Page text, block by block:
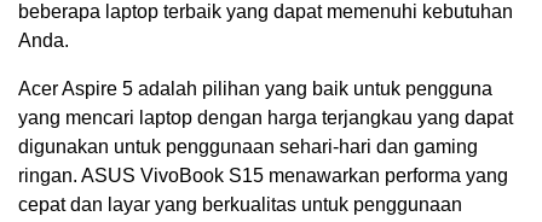
beberapa laptop terbaik yang dapat memenuhi kebutuhan
Anda.
Acer Aspire 5 adalah pilihan yang baik untuk pengguna
yang mencari laptop dengan harga terjangkau yang dapat
digunakan untuk penggunaan sehari-hari dan gaming
ringan. ASUS VivoBook S15 menawarkan performa yang
cepat dan layar yang berkualitas untuk penggunaan